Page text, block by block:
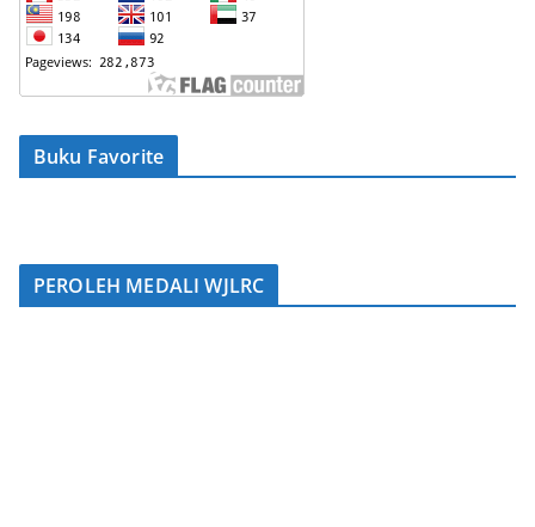
Buku Favorite
PEROLEH MEDALI WJLRC